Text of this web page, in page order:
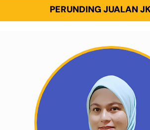
PERUNDING JUALAN